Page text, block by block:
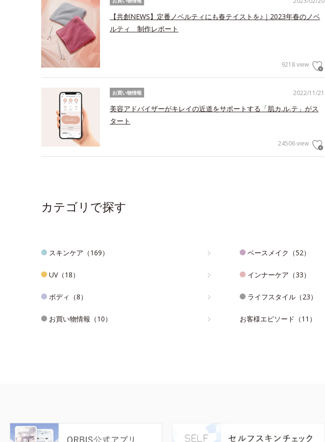
【共創NEWS】定番ノベルティにも春テイストを♪｜2023年春のノベ
ルティ 制作レポート
9218 view
2022/11/21
お買い物情報
美容アドバイザーがキレイの近道をサポートする「肌カ.ル.テ」がス
タート
24506 view
カテゴリで探す
スキンケア（169） ベースメイク（52）
UV（18） インナーケア（33）
ボディ（8） ライフスタイル（23）
お買い物情報（10） お客様エピソード（11）